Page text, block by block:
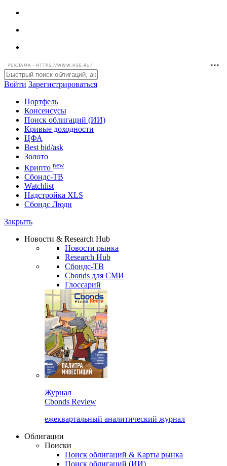
РЕКЛАМА • HTTPS://WWW.HSE.RU/
Войти Зарегистрироваться
Портфель
Консенсусы
Поиск облигаций (ИИ)
Кривые доходности
ЦФА
Best bid/ask
Золото
Крипто new
Watchlist
Сбондс Люди
Новости & Research Hub
Новости рынка
Research Hub
Сбондс-ТВ
Cbonds для СМИ
Глоссарий
Cbonds Review
ежеквартальный аналитический журнал